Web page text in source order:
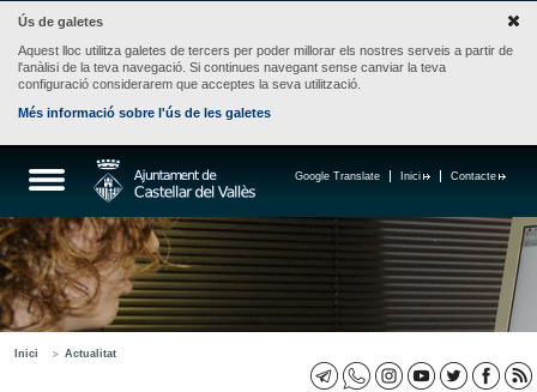
Ús de galetes
Aquest lloc utilitza galetes de tercers per poder millorar els nostres serveis a partir de
l'anàlisi de la teva navegació. Si continues navegant sense canviar la teva
configuració considerarem que acceptes la seva utilització.
Més informació sobre l'ús de les galetes
Contacte
Inici
Google Translate
Inici Actualitat